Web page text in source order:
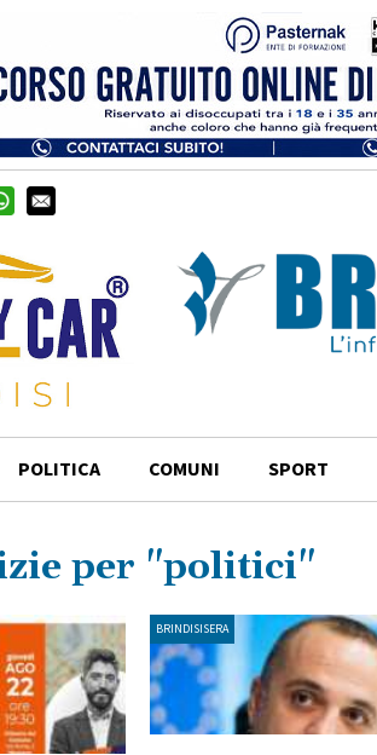
POLITICA COMUNI SPORT
per "politici"
BRINDISISERA